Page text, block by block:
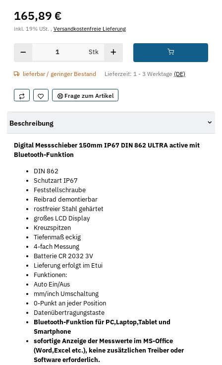
165,89 €
inkl. 19% USt. , Versandkostenfreie Lieferung
Stk
lieferbar / geringer Bestand Lieferzeit: 1 - 3 Werktage (DE)
Frage zum Artikel
Beschreibung
Digital Messschieber 150mm IP67 DIN 862 ULTRA active mit
Bluetooth-Funktion
DIN 862
Schutzart IP67
Feststellschraube
Reibrad demontierbar
rostfreier Stahl gehärtet
großes LCD Display
Kreuzspitzen
Tiefenmaß eckig
4-fach Messung
Batterie CR 2032 3V
Lieferung erfolgt im Etui
Funktionen:
Auto Ein/Aus
mm/inch Umschaltung
0-Punkt an jeder Position
Datenübertragungstaste
Bluetooth-Funktion für PC,Laptop,Tablet und
Smartphone
sofortige Anzeige der Messwerte im MS-Office
(Word,Excel etc.), keine zusätzlichen Treiber oder
Software erforderlich.